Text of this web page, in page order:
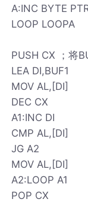
A:INC BYTE
LOOP LOOPA
PUSH CX ；将
LEA DI,BUF1
MOV AL,[DI]
DEC CX
A1:INC DI
CMP AL,[DI]
JG A2
MOV AL,[DI]
A2:LOOP A1
POP CX